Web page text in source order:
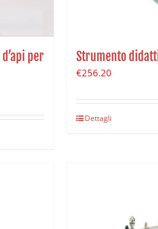
per
Strumento
€256.20
Dettagli